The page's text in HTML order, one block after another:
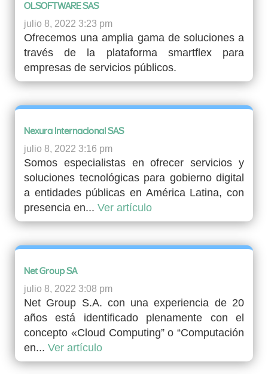
OLSOFTWARE SAS
julio 8, 2022 3:23 pm
Ofrecemos una amplia gama de soluciones a
través de la plataforma smartflex para
empresas de servicios públicos.
Nexura Internacional SAS
julio 8, 2022 3:16 pm
Somos especialistas en ofrecer servicios y
soluciones tecnológicas para gobierno digital
a entidades públicas en América Latina, con
presencia en... Ver artículo
Net Group SA
julio 8, 2022 3:08 pm
Net Group S.A. con una experiencia de 20
años está identificado plenamente con el
concepto «Cloud Computing” o “Computación
en... Ver artículo